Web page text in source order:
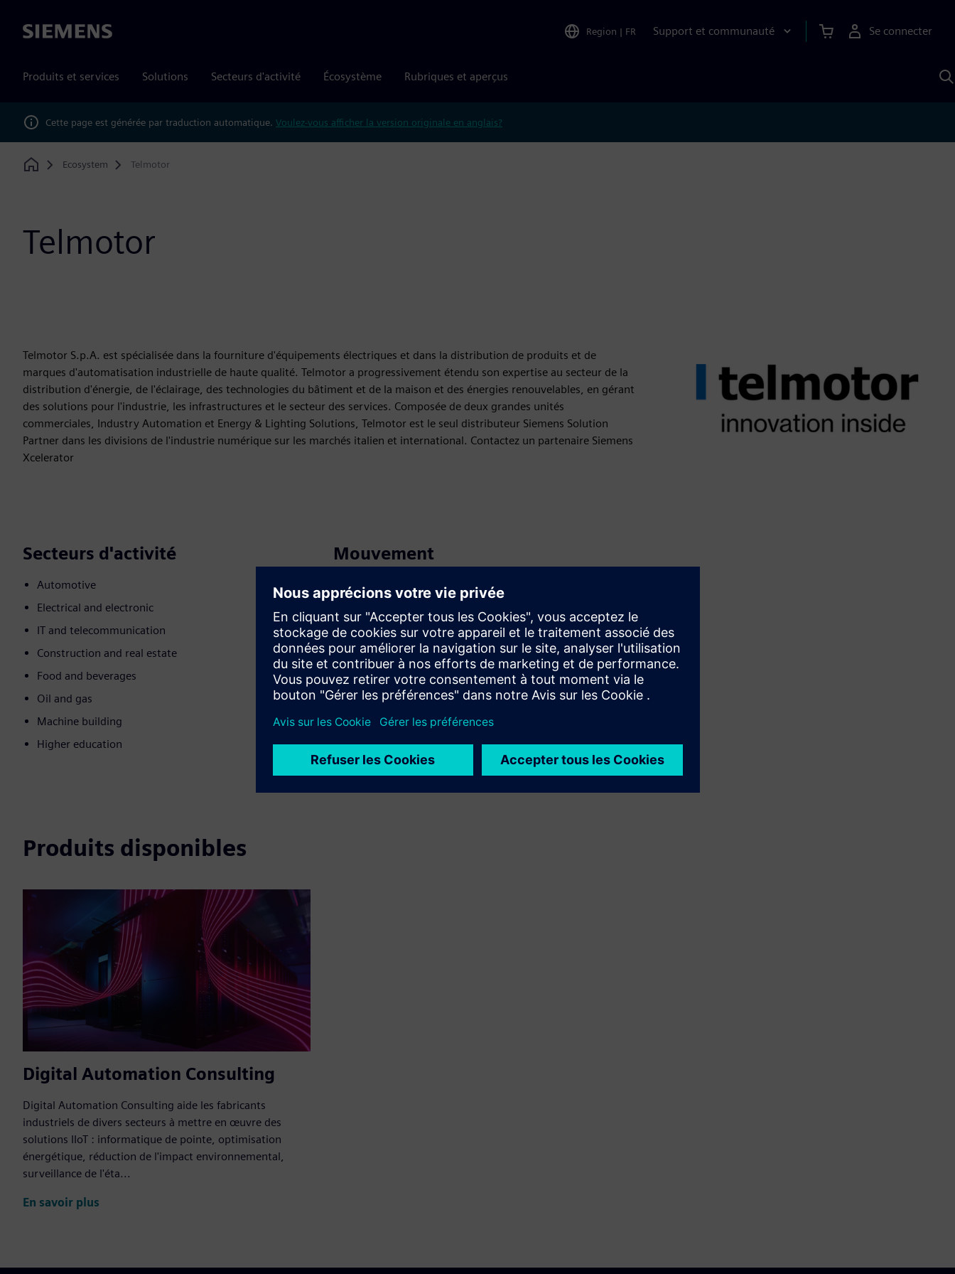
Siemens Region | FR Support et communauté Se connecter
Produits et services Solutions Secteurs d'activité Écosystème Rubriques et aperçus
Cette page est générée par traduction automatique. Voulez-vous afficher la version originale en anglais?
Home
Ecosystem Telmotor
Telmotor
Telmotor S.p.A. est spécialisée dans la fourniture d'équipements électriques et dans la distribution de produits et de
marques d'automatisation industrielle de haute qualité. Telmotor a progressivement étendu son expertise au secteur de la
distribution d'énergie, de l'éclairage, des technologies du bâtiment et de la maison et des énergies renouvelables, en gérant
des solutions pour l'industrie, les infrastructures et le secteur des services. Composée de deux grandes unités
commerciales, Industry Automation et Energy & Lighting Solutions, Telmotor est le seul distributeur Siemens Solution
Partner dans les divisions de l'industrie numérique sur les marchés italien et international. Contactez un partenaire Siemens
Xcelerator
Secteurs d'activité
Automotive
Electrical and electronic
IT and telecommunication
Construction and real estate
Food and beverages
Oil and gas
Machine building
Higher education
Mouvement
Service
Fournit un service lié à un produit ou une solution
Siemens Xcelerator, visant à aider le client dans sa mise
en œuvre, son intégration, son exploitation ou sa
maintenance
Produits disponibles
Digital Automation Consulting
Digital Automation Consulting aide les fabricants
industriels de divers secteurs à mettre en œuvre des
solutions IIoT : informatique de pointe, optimisation
énergétique, réduction de l'impact environnemental,
surveillance de l'éta...
En savoir plus